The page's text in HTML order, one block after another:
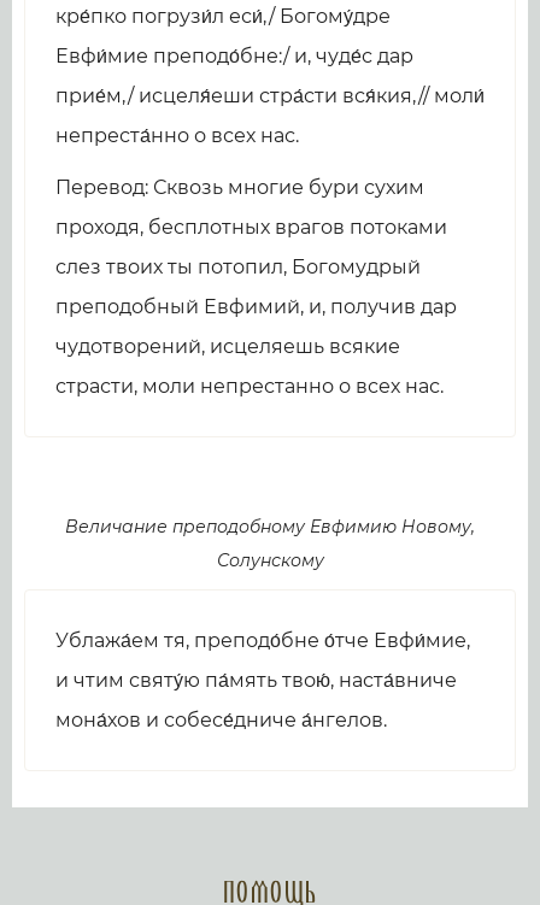
кре́пко погрузи́л еси́,/ Богому́дре
Евфи́мие преподо́бне:/ и, чуде́с дар
прие́м,/ исцеля́еши стра́сти вся́кия,// моли́
непреста́нно о всех нас.
Перевод: Сквозь многие бури сухим
проходя, бесплотных врагов потоками
слез твоих ты потопил, Богомудрый
преподобный Евфимий, и, получив дар
чудотворений, исцеляешь всякие
страсти, моли непрестанно о всех нас.
Величание преподобному Евфимию Новому,
Солунскому
Ублажа́ем тя, преподо́бне о́тче Евфи́мие,
и чтим святу́ю па́мять твою́, наста́вниче
мона́хов и собесе́дниче а́нгелов.
Помощь